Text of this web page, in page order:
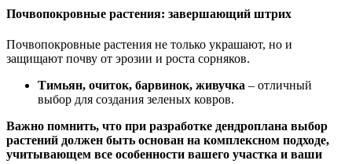
Почвопокровные растения: завершающий штрих
Почвопокровные растения не только украшают, но и
защищают почву от эрозии и роста сорняков.
Тимьян, очиток, барвинок, живучка – отличный
выбор для создания зеленых ковров.
Важно помнить, что при разработке дендроплана выбор
растений должен быть основан на комплексном подходе,
учитывающем все особенности вашего участка и ваши